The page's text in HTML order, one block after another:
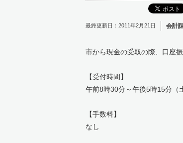
最終更新日：2011年2月21日 会計
市から現金の受取の際、口座
【受付時間】
午前8時30分～午後5時15分（
【手数料】
なし